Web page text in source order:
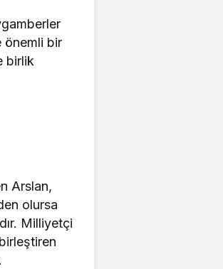
önemli bir
birlik
Arslan,
olursa
Milliyetçi